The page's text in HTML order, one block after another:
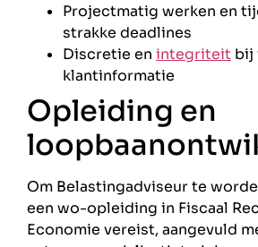
Projectmatig werken en
strakke deadlines
Discretie en integriteit bij
klantinformatie
Opleiding en
Om Belastingadviseur te
een wo-opleiding in Fiscaal
Economie vereist, aangevuld